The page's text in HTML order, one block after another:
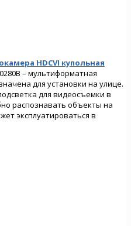
HDCVI купольная
0280B – мультиформатная
для установки на улице.
для видеосъемки в
распознавать объекты на
эксплуатироваться в